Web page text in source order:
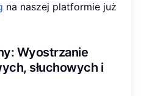
na naszej platformie już
: Wyostrzanie
słuchowych i